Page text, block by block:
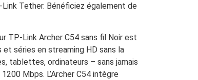
Tether. Bénéficiez également de
TP-Link Archer C54 sans fil Noir est
et séries en streaming HD sans la
tablettes, ordinateurs – sans jamais
Mbps. L’Archer C54 intègre